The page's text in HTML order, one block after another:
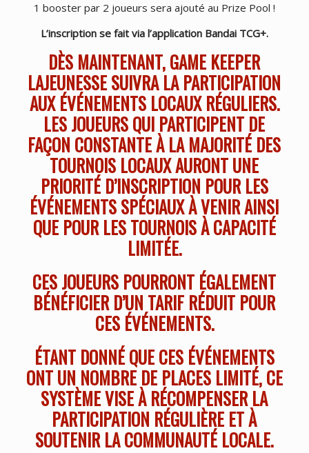
1 booster par 2 joueurs sera ajouté au Prize Pool !
L’inscription se fait via l’application Bandai TCG+.
DÈS MAINTENANT, GAME KEEPER
LAJEUNESSE SUIVRA LA PARTICIPATION
AUX ÉVÉNEMENTS LOCAUX RÉGULIERS.
LES JOUEURS QUI PARTICIPENT DE
FAÇON CONSTANTE À LA MAJORITÉ DES
TOURNOIS LOCAUX AURONT UNE
PRIORITÉ D’INSCRIPTION POUR LES
ÉVÉNEMENTS SPÉCIAUX À VENIR AINSI
QUE POUR LES TOURNOIS À CAPACITÉ
LIMITÉE.
CES JOUEURS POURRONT ÉGALEMENT
BÉNÉFICIER D’UN TARIF RÉDUIT POUR
CES ÉVÉNEMENTS.
ÉTANT DONNÉ QUE CES ÉVÉNEMENTS
ONT UN NOMBRE DE PLACES LIMITÉ, CE
SYSTÈME VISE À RÉCOMPENSER LA
PARTICIPATION RÉGULIÈRE ET À
SOUTENIR LA COMMUNAUTÉ LOCALE.